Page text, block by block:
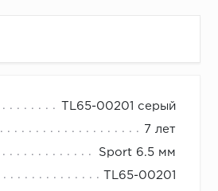
TL65-00201 серый
7 лет
Sport 6.5 мм
TL65-00201